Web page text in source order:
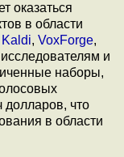
оказаться
в области
Kaldi, VoxForge,
и
наборы,
долларов, что
в области